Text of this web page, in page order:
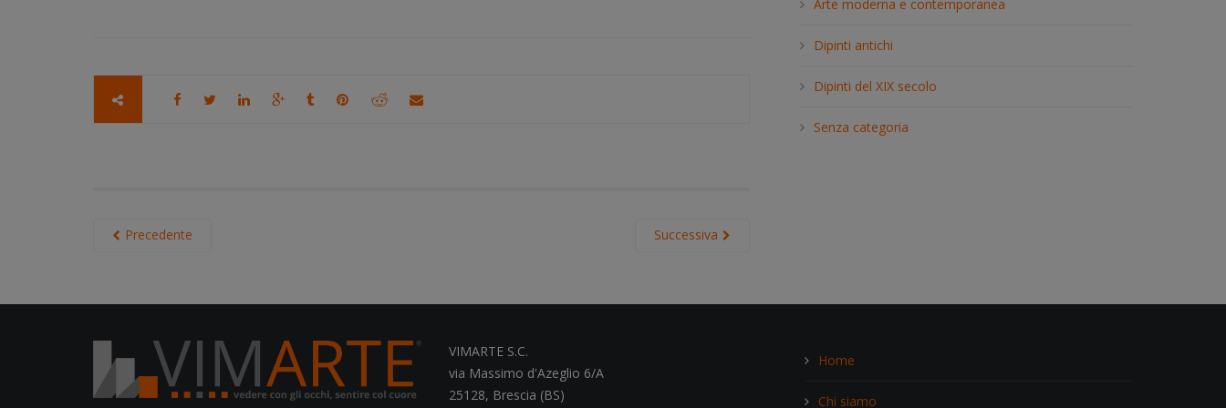
Successiva
Precedente
h
Arte moderna e contemporanea
Dipinti antichi
Dipinti del XIX secolo
Senza categoria
VIMARTE S.C.
via Massimo d'Azeglio 6/A
25128, Brescia (BS)
Home
Chi siamo